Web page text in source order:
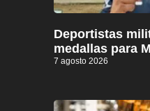
Deportistas
medallas para
7 agosto 2026